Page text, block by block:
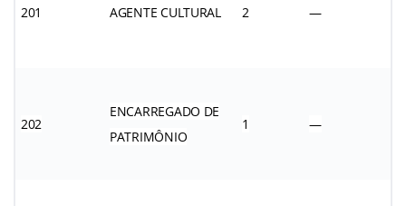
201 AGENTE CULTURAL 2 —
202
ENCARREGADO DE
PATRIMÔNIO
1 —